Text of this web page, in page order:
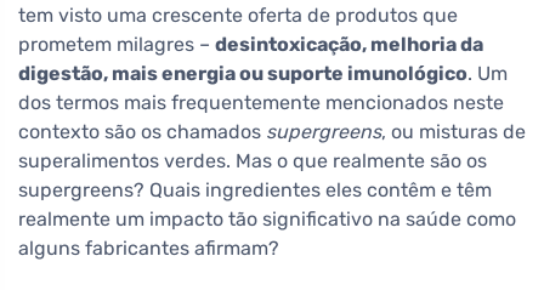
tem visto uma crescente oferta de produtos que
prometem milagres – desintoxicação, melhoria da
digestão, mais energia ou suporte imunológico. Um
dos termos mais frequentemente mencionados neste
contexto são os chamados supergreens, ou misturas de
superalimentos verdes. Mas o que realmente são os
supergreens? Quais ingredientes eles contêm e têm
realmente um impacto tão significativo na saúde como
alguns fabricantes afirmam?